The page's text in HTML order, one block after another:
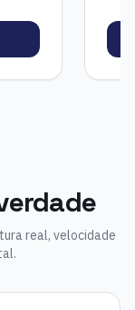
real, velocidade